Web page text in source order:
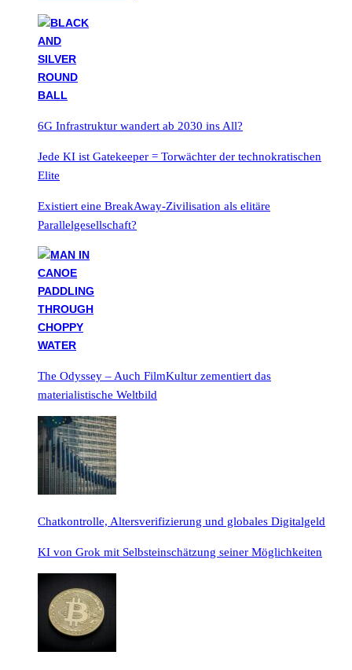
6G Infrastruktur wandert ab 2030 ins All?
Jede KI ist Gatekeeper = Torwächter der technokratischen
Elite
Existiert eine BreakAway-Zivilisation als elitäre
Parallelgesellschaft?
The Odyssey – Auch FilmKultur zementiert das
materialistische Weltbild
Chatkontrolle, Altersverifizierung und globales Digitalgeld
KI von Grok mit Selbsteinschätzung seiner Möglichkeiten